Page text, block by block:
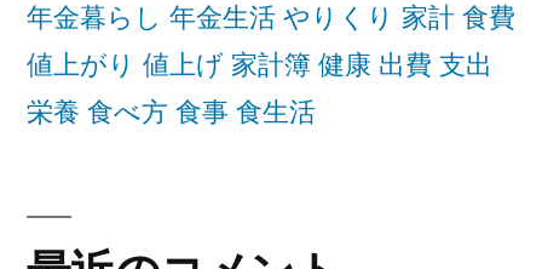
年金暮らし 年金生活 やりくり 家計 食費
値上がり 値上げ 家計簿 健康 出費 支出
栄養 食べ方 食事 食生活